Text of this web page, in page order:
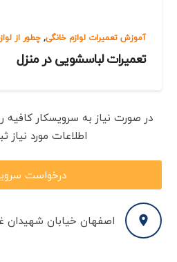
آموزش تعمیرات لوازم خانگی,چطور از
تعمیرات لباسشویی در منزل
در صورت نیاز به سرویسکار کافیه
اطلاعات مورد نیاز
درخواست
اصفهان خیابان شهیدان غربی